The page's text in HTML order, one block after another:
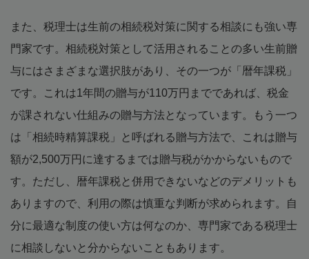
また、税理士は生前の相続税対策に関する相談にも強い専
門家です。相続税対策として活用されることの多い生前贈
与にはさまざまな選択肢があり、その一つが「暦年課税」
です。これは1年間の贈与が110万円までであれば、税金
が課されない仕組みの贈与方法となっています。もう一つ
は「相続時精算課税」と呼ばれる贈与方法で、これは贈与
額が2,500万円に達するまでは贈与税がかからないもので
す。ただし、暦年課税と併用できないなどのデメリットも
ありますので、利用の際は慎重な判断が求められます。自
分に最適な制度の使い方は何なのか、専門家である税理士
に相談しないと分からないこともあります。